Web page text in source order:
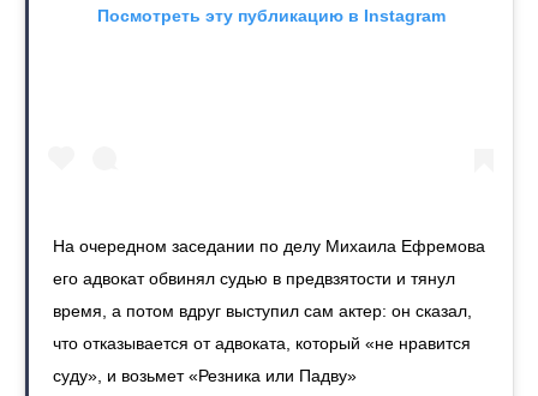
Посмотреть эту публикацию в Instagram
На очередном заседании по делу Михаила Ефремова
его адвокат обвинял судью в предвзятости и тянул
время, а потом вдруг выступил сам актер: он сказал,
что отказывается от адвоката, который «не нравится
суду», и возьмет «Резника или Падву»